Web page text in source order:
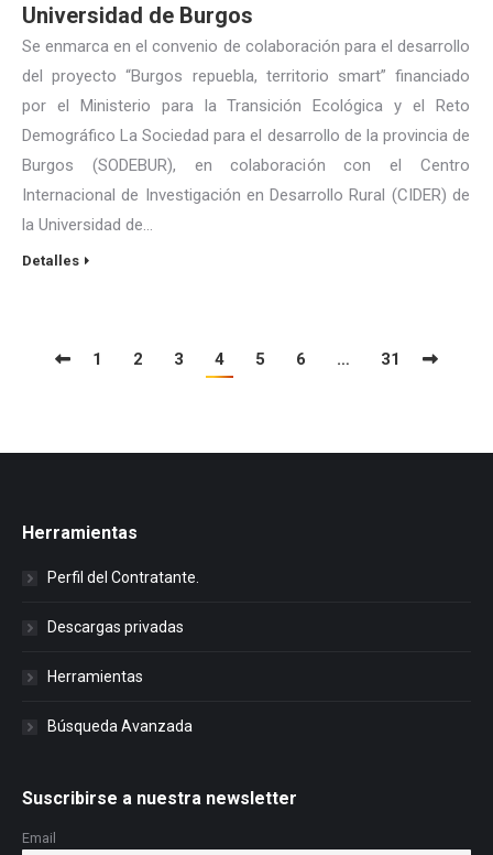
Universidad de Burgos
Se enmarca en el convenio de colaboración para el desarrollo
del proyecto “Burgos repuebla, territorio smart” financiado
por el Ministerio para la Transición Ecológica y el Reto
Demográfico La Sociedad para el desarrollo de la provincia de
Burgos (SODEBUR), en colaboración con el Centro
Internacional de Investigación en Desarrollo Rural (CIDER) de
la Universidad de…
Detalles
1 2 3 4 5 6 … 31
Herramientas
Perfil del Contratante.
Descargas privadas
Herramientas
Búsqueda Avanzada
Suscribirse a nuestra newsletter
Email